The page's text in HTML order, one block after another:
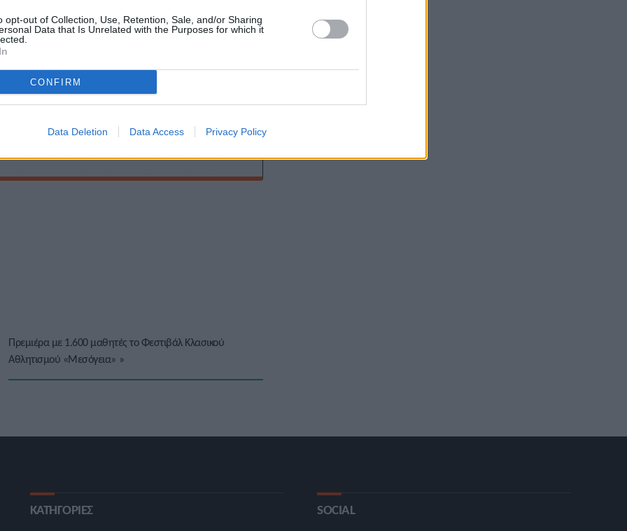
opt-out of Collection, Use, Retention, Sale, and/or Sharing
Data that Is Unrelated with the Purposes for which it
CONFIRM
Data Deletion Data Access Privacy Policy
Πρεμιέρα με 1.600 μαθητές το Φεστιβάλ Κλασικού
Αθλητισμού «Μεσόγεια» »
ΚΑΤΗΓΟΡΙΕΣ SOCIAL